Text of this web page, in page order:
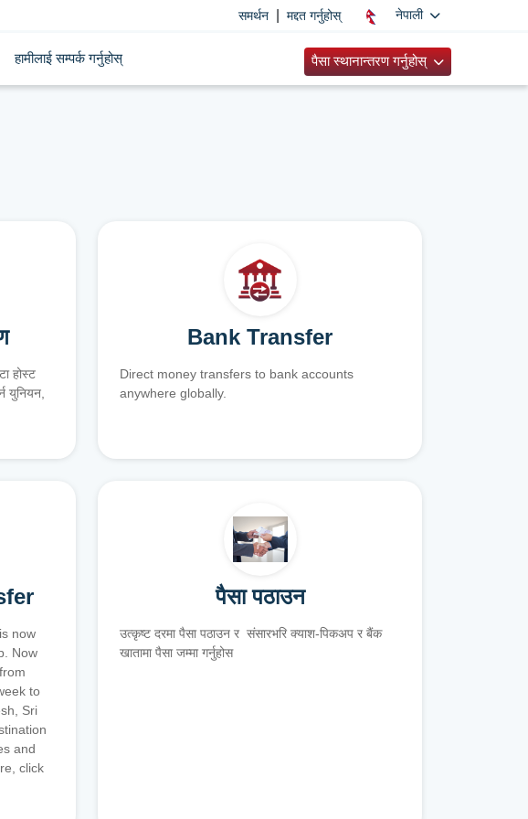
समर्थन मद्दत गर्नुहोस् नेपाली
हामीलाई सम्पर्क गर्नुहोस् पैसा स्थानान्तरण गर्नुहोस्
होस्ट
युनियन,
Bank Transfer
Direct money transfers to bank accounts
anywhere globally.
now
Now
to
Sri
and
click
पैसा पठाउन
उत्कृष्ट दरमा पैसा पठाउन र संसारभरि क्याश-पिकअप र बैंक
खातामा पैसा जम्मा गर्नुहोस